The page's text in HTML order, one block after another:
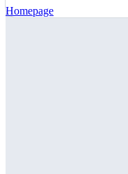
Homepage